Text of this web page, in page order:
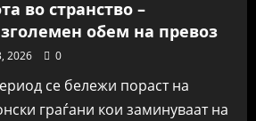
неговото
духовно
значење
во странство –
обем на превоз
2026 0
се бележи пораст на
граѓани кои заминуваат на